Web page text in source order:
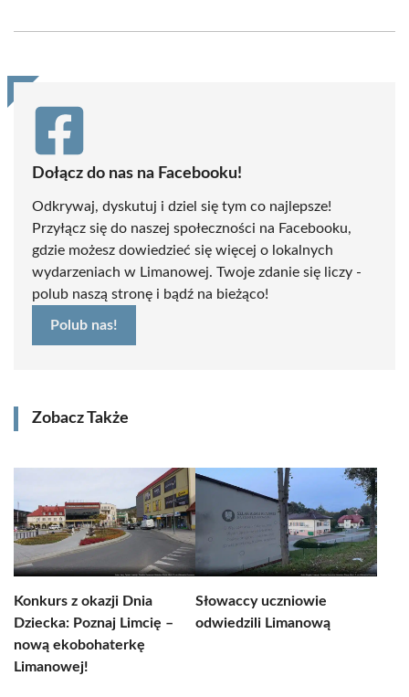
(Twitter)
Dołącz do nas na Facebooku!
Odkrywaj, dyskutuj i dziel się tym co najlepsze!
Przyłącz się do naszej społeczności na Facebooku,
gdzie możesz dowiedzieć się więcej o lokalnych
wydarzeniach w Limanowej. Twoje zdanie się liczy -
polub naszą stronę i bądź na bieżąco!
Polub nas!
Zobacz Także
Konkurs z okazji Dnia
Dziecka: Poznaj Limcię –
nową ekobohaterkę
Limanowej!
Słowaccy uczniowie
odwiedzili Limanową